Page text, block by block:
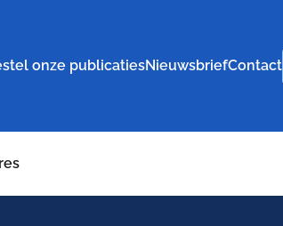
onze publicatiesNieuwsbriefContact